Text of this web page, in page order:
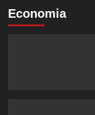
Economia